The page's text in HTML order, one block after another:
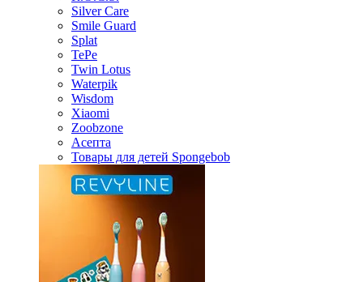
Silver Care
Smile Guard
Splat
TePe
Twin Lotus
Waterpik
Wisdom
Xiaomi
Zoobzone
Асепта
Товары для детей Spongebob